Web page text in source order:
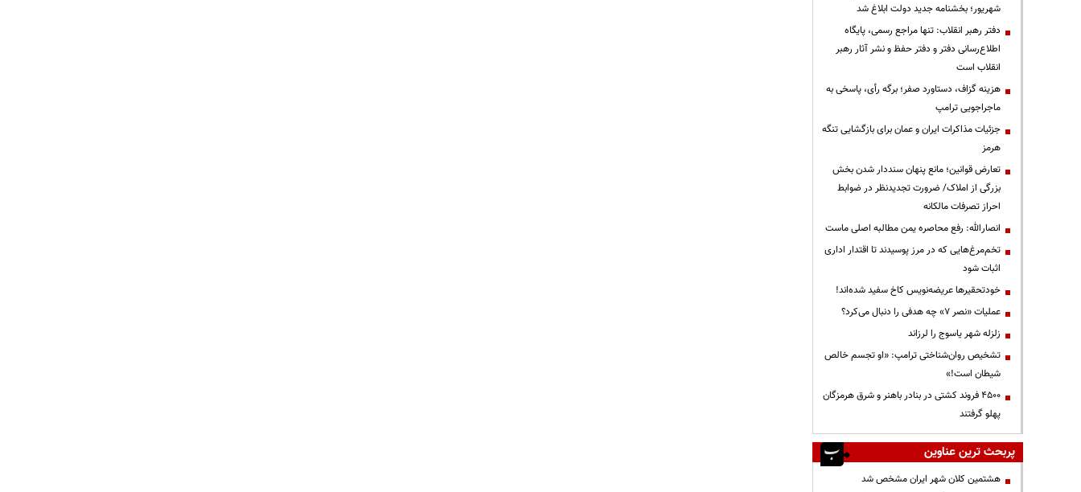
شهریور؛ بخشنامه جدید دولت ابلاغ شد
دفتر رهبر انقلاب: تنها مراجع رسمی، پایگاه
اطلاع‌رسانی دفتر و دفتر حفظ و نشر آثار رهبر
انقلاب است
هزینه گزاف، دستاورد صفر؛ برگه رأی، پاسخی به
ماجراجویی ترامپ
جزئیات مذاکرات ایران و عمان برای بازگشایی تنگه
هرمز
تعارض قوانین؛ مانع پنهان سنددار شدن بخش
بزرگی از املاک/ ضرورت تجدیدنظر در ضوابط
احراز تصرفات مالکانه
انصارالله: رفع محاصره یمن مطالبه اصلی ماست
تخم‌مرغ‌هایی که در مرز پوسیدند تا اقتدار اداری
اثبات شود
خودتحقیرها عریضه‌نویس کاخ سفید شده‌اند!
عملیات «نصر ۷» چه هدفی را دنبال می‌کرد؟
زلزله شهر یاسوج را لرزاند
تشخیص روان‌شناختی ترامپ: «او تجسم خالص
شیطان است!»
۴۵۰۰ فروند کشتی در بنادر باهنر و شرق هرمزگان
پهلو گرفتند
پربحث ترین عناوین
هشتمین کلان شهر ایران مشخص شد